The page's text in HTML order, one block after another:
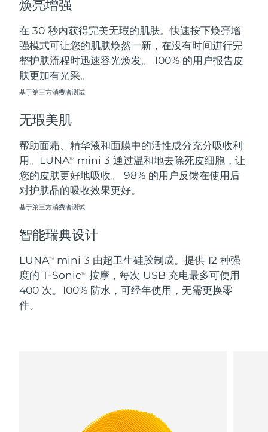
焕亮增强
在 30 秒内获得完美无瑕的肌肤。快速按下焕亮增
强模式可让您的肌肤焕然一新，在没有时间进行完
整护肤流程时迅速容光焕发。 100% 的用户报告皮
肤更加有光采。
基于第三方消费者测试
无瑕美肌
帮助面霜、精华液和面膜中的活性成分充分吸收利
用。LUNATM
mini 3 通过温和地去除死皮细胞，让
您的皮肤更好地吸收。 98% 的用户反馈在使用后
对护肤品的吸收效果更好。
基于第三方消费者测试
智能瑞典设计
LUNATM
mini 3 由超卫生硅胶制成。提供 12 种强
度的 T-SonicTM
按摩，每次 USB 充电最多可使用
400 次。100% 防水，可经年使用，无需更换零
件。
斯洛伐克
斯洛文尼亚 预计送达日期8/9/26
南非 预计送达日期 8/17/26
韩国
西班牙
瑞典 预计送达日期 8/9/26
瑞士 预计送达日期 8/9/26
台湾
泰国
土耳其 预计送达日期 8/10/26
阿拉伯联合酋长国 预计送达日期8/10/26